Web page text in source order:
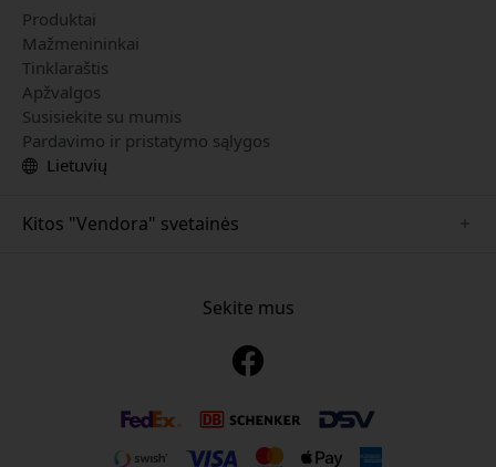
Produktai
Mažmenininkai
Tinklaraštis
Apžvalgos
Susisiekite su mumis
Pardavimo ir pristatymo sąlygos
Lietuvių
Kitos "Vendora" svetainės
www.pipetto.se
Sekite mus